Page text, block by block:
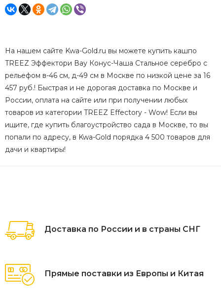
На нашем сайте Kwa-Gold.ru вы можете купить кашпо
TREEZ Эффектори Вау Конус-Чаша Стальное серебро с
рельефом в-46 см, д-49 см в Москве по низкой цене за 16
457 руб.! Быстрая и не дорогая доставка по Москве и
России, оплата на сайте или при получении любых
товаров из категории TREEZ Effectory - Wow! Если вы
ищите, где купить благоустройство сада в Москве, то вы
попали по адресу, в Kwa-Gold порядка 4 500 товаров для
дачи и квартиры!
Доставка по России и в страны СНГ
Прямые поставки из Европы и Китая